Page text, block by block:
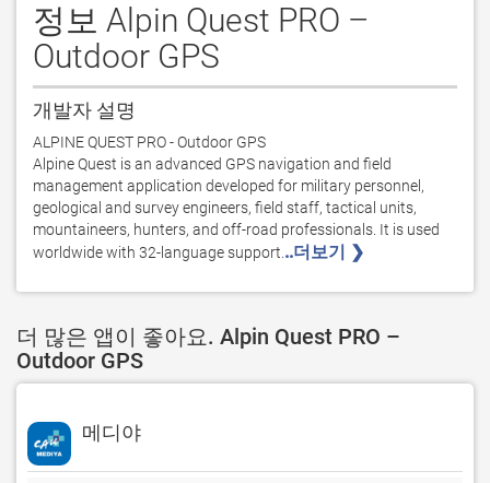
정보 Alpin Quest PRO –
Outdoor GPS
개발자 설명
ALPINE QUEST PRO - Outdoor GPS
Alpine Quest is an advanced GPS navigation and field
management application developed for military personnel,
geological and survey engineers, field staff, tactical units,
mountaineers, hunters, and off-road professionals. It is used
worldwide with 32-language support. ..더보기 ❯
더 많은 앱이 좋아요. Alpin Quest PRO –
Outdoor GPS
메디야